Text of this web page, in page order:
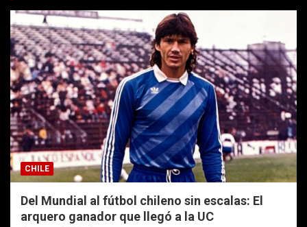
CHILE
Del Mundial al fútbol chileno sin escalas: El
arquero ganador que llegó a la UC